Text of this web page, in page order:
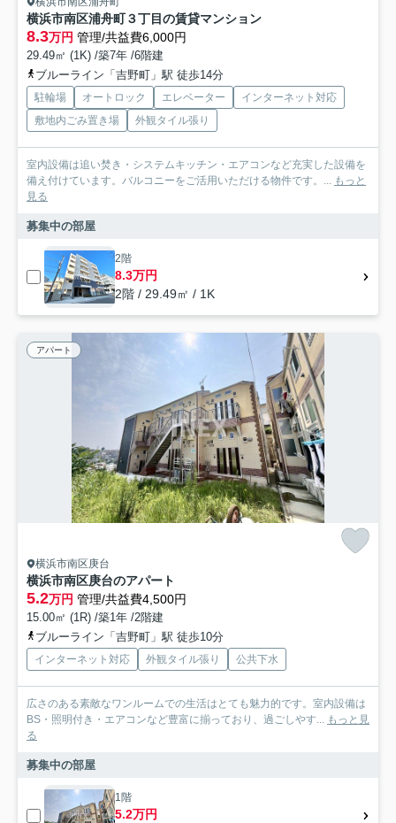
横浜市南区浦舟町３丁目の賃貸マンション
8.3万円 管理/共益費6,000円
29.49㎡ (1K) /築7年 /6階建
ブルーライン「吉野町」駅 徒歩14分
駐輪場 オートロック エレベーター
インターネット対応
敷地内ごみ置き場
外観タイル張り
室内設備は追い焚き・システムキッチン・エアコンなど充実した設備を
備え付けています。バルコニーをご活用いただける物件です。... もっと
見る
募集中の部屋
2階
8.3万円
2階 / 29.49㎡ / 1K
アパート
横浜市南区庚台
横浜市南区庚台のアパート
5.2万円 管理/共益費4,500円
15.00㎡ (1R) /築1年 /2階建
ブルーライン「吉野町」駅 徒歩10分
インターネット対応 外観タイル張り 公共下水
広さのある素敵なワンルームでの生活はとても魅力的です。室内設備は
BS・照明付き・エアコンなど豊富に揃っており、過ごしやす... もっと見
る
募集中の部屋
1階
5.2万円